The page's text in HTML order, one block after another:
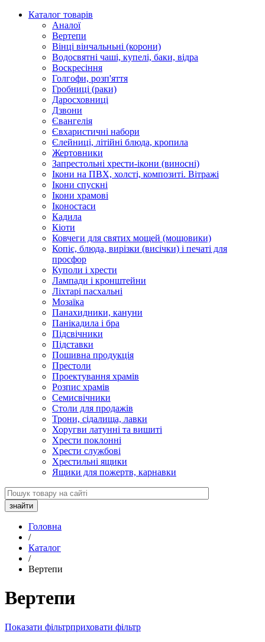
Каталог товарів
Аналої
Вертепи
Вінці вінчальньні (корони)
Водосвятні чаші, купелі, баки, відра
Воскресіння
Голгофи, розп'яття
Гробниці (раки)
Даросховниці
Дзвони
Євангелія
Євхаристичні набори
Єлейниці, літійні блюда, кропила
Жертовники
Запрестольні хрести-ікони (виносні)
Ікони на ПВХ, холсті, композиті. Вітражі
Ікони спускні
Ікони храмові
Іконостаси
Кадила
Кіоти
Ковчеги для святих мощей (мощовики)
Копіє, блюда, вирізки (висічки) і печаті для
просфор
Куполи і хрести
Лампади і кронштейни
Ліхтарі пасхальні
Мозаїка
Панахидники, кануни
Панікадила і бра
Підсвічники
Підставки
Пошивна продукція
Престоли
Проектування храмів
Розпис храмів
Семисвічники
Столи для продажів
Трони, сідалища, лавки
Хоругви латунні та вишиті
Хрести поклонні
Хрести службові
Хрестильні ящики
Ящики для пожертв, карнавки
Головна
/
Каталог
/
Вертепи
Вертепи
Показати фільтрприховати фільтр